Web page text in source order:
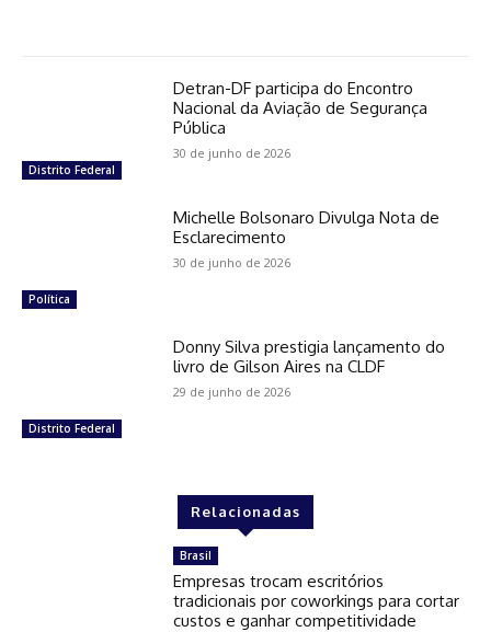
Distrito Federal
Detran-DF participa do Encontro
Nacional da Aviação de Segurança
Pública
30 de junho de 2026
Política
Michelle Bolsonaro Divulga Nota de
Esclarecimento
30 de junho de 2026
Distrito Federal
Donny Silva prestigia lançamento do
livro de Gilson Aires na CLDF
29 de junho de 2026
Relacionadas
Brasil
Empresas trocam escritórios
tradicionais por coworkings para cortar
custos e ganhar competitividade